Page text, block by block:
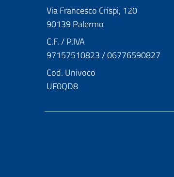
Via Francesco Crispi, 120
90139 Palermo
C.F. / P.IVA
97157510823 / 06776590827
Cod. Univoco
UF0QD8